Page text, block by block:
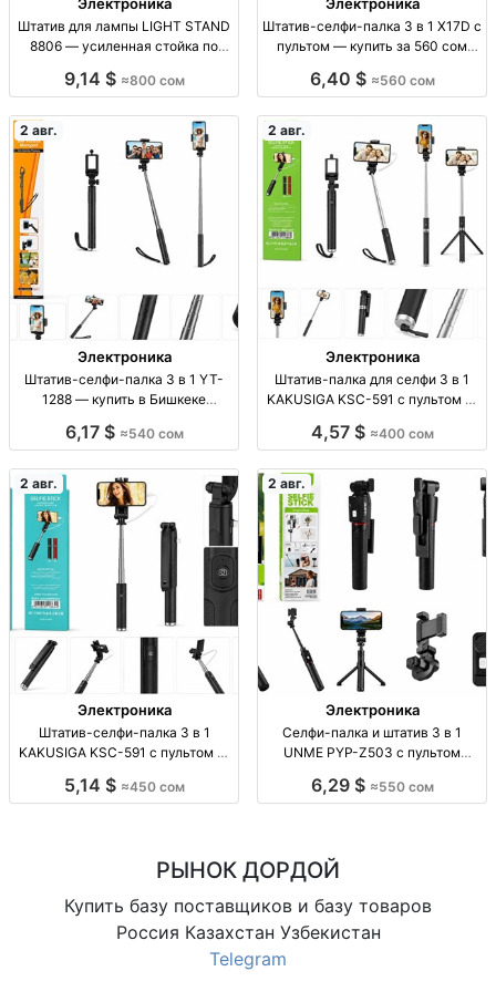
Штатив для лампы LIGHT STAND
8806 — усиленная стойка по
лампы, LIGHT STAND 8806,
9,14 $ ≈800 сом
Штатив-селфи-палка 3 в 1 X17D с
пультом — купить за 560 сом
пульт ДУ, для смартфона,
6,40 $ ≈560 сом
2 авг.
Электроника
Штатив-селфи-палка 3 в 1 YT-
1288 — купить в Бишкеке
модель YT-1288, хорошее
540 сом
6,17 $ ≈540 сом
2 авг.
Электроника
Штатив-палка для селфи 3 в 1
KAKUSIGA KSC-591 с пультом —
KAKUSIGA KSC-591, пульт ДУ,
сом.
4,57 $ ≈400 сом
2 авг.
Электроника
Штатив-селфи-палка 3 в 1
KAKUSIGA KSC-591 с пультом —
1 KAKUSIGA KSC-591, пульт ДУ,
5,14 $ ≈450 сом
2 авг.
Электроника
Селфи-палка и штатив 3 в 1
UNME PYP-Z503 с пультом
ДУ, UNME PYP-Z503, новое
6,29 $ ≈550 сом
РЫНОК ДОРДОЙ
Купить базу поставщиков и базу товаров
Россия Казахстан Узбекистан
Telegram